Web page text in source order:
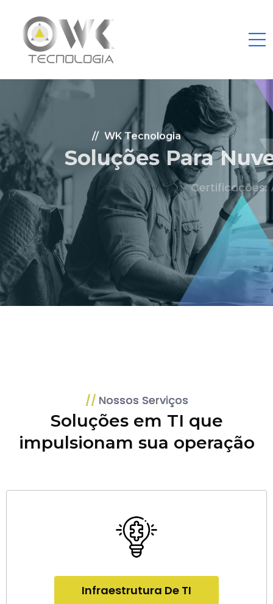
WK Tecnologia
Soluções Para Nuvem.
Certificações: AWS Partner, Microsoft Gold
Fale Conosco
Nossos Serviços
Soluções em TI que
impulsionam sua operação
Infraestrutura De TI